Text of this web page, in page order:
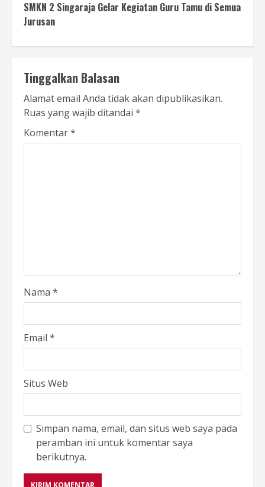
SMKN 2 Singaraja Gelar Kegiatan Guru Tamu di Semua
Jurusan
Tinggalkan Balasan
Alamat email Anda tidak akan dipublikasikan.
Ruas yang wajib ditandai *
Komentar*
Nama *
Email *
Situs Web
Simpan nama, email, dan situs web saya pada
peramban ini untuk komentar saya
berikutnya.